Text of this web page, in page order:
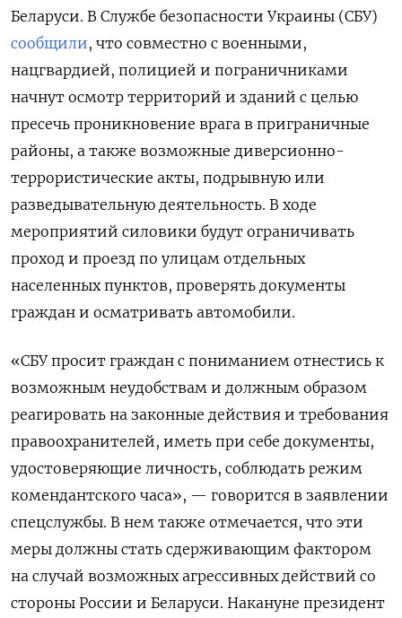
Беларуси. В Службе безопасности Украины (СБУ)
сообщили, что совместно с военными,
нацгвардией, полицией и пограничниками
начнут осмотр территорий и зданий с целью
пресечь проникновение врага в приграничные
районы, а также возможные диверсионно-
террористические акты, подрывную или
разведывательную деятельность. В ходе
мероприятий силовики будут ограничивать
проход и проезд по улицам отдельных
населенных пунктов, проверять документы
граждан и осматривать автомобили.
«СБУ просит граждан с пониманием отнестись к
возможным неудобствам и должным образом
реагировать на законные действия и требования
правоохранителей, иметь при себе документы,
удостоверяющие личность, соблюдать режим
комендантского часа», — говорится в заявлении
спецслужбы. В нем также отмечается, что эти
меры должны стать сдерживающим фактором
на случай возможных агрессивных действий со
стороны России и Беларуси. Накануне президент